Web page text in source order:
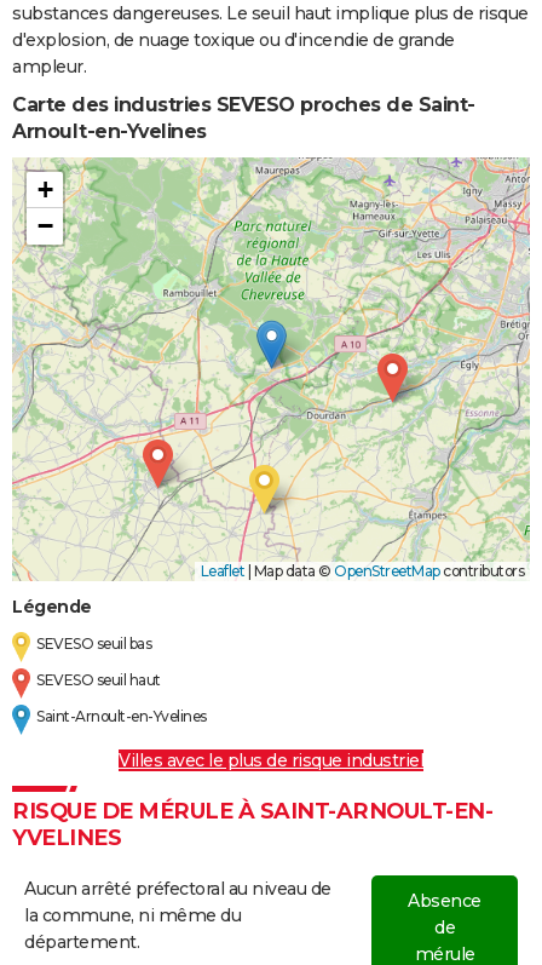
substances dangereuses. Le seuil haut implique plus de risque
d'explosion, de nuage toxique ou d'incendie de grande
ampleur.
Carte des industries SEVESO proches de Saint-
Arnoult-en-Yvelines
+
−
Leaflet Map data © OpenStreetMapcontributors
Légende
SEVESO seuil bas
SEVESO seuil haut
Saint-Arnoult-en-Yvelines
Villes avec le plus de risque industriel
RISQUE DE MÉRULE À SAINT-ARNOULT-EN-
YVELINES
Aucun arrêté préfectoral au niveau de
la commune, ni même du
département.
Absence
de
mérule